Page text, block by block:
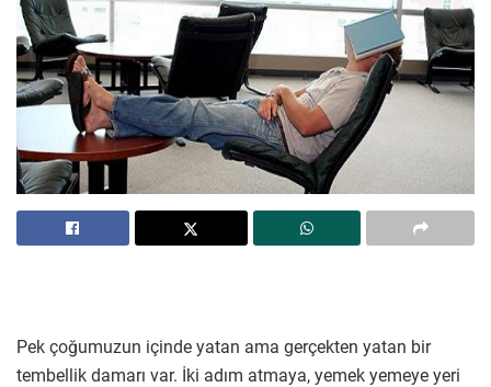
Pek çoğumuzun içinde yatan ama gerçekten yatan bir
tembellik damarı var. İki adım atmaya, yemek yemeye yeri